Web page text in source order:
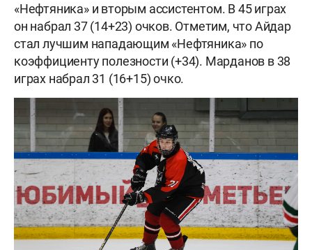
«Нефтяника» и вторым ассистентом. В 45 играх
он набрал 37 (14+23) очков. Отметим, что Айдар
стал лучшим нападающим «Нефтяника» по
коэффициенту полезности (+34). Марданов в 38
играх набрал 31 (16+15) очко.